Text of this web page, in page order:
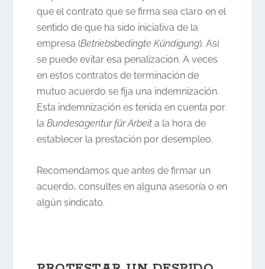
que el contrato que se firma sea claro en el
sentido de que ha sido iniciativa de la
empresa (Betriebsbedingte Kündigung). Así
se puede evitar esa penalización. A veces
en estos contratos de terminación de
mutuo acuerdo se fija una indemnización.
Esta indemnización es tenida en cuenta por
laBundesagentur für Arbeit a la hora de
establecer la prestación por desempleo.
Recomendamos que antes de firmar un
acuerdo, consultes en alguna asesoría o en
algún sindicato.